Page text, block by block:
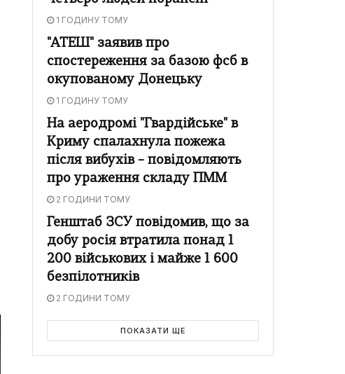
1 ГОДИНУ ТОМУ
"АТЕШ" заявив про
спостереження за базою фсб в
окупованому Донецьку
1 ГОДИНУ ТОМУ
На аеродромі "Гвардійське" в
Криму спалахнула пожежа
після вибухів – повідомляють
про ураження складу ПММ
2 ГОДИНИ ТОМУ
Генштаб ЗСУ повідомив, що за
добу росія втратила понад 1
200 військових і майже 1 600
безпілотників
2 ГОДИНИ ТОМУ
ПОКАЗАТИ ЩЕ